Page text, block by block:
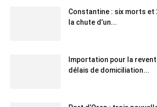
Constantine : six morts et
la chute d’un...
Importation pour la
délais de domiciliation...